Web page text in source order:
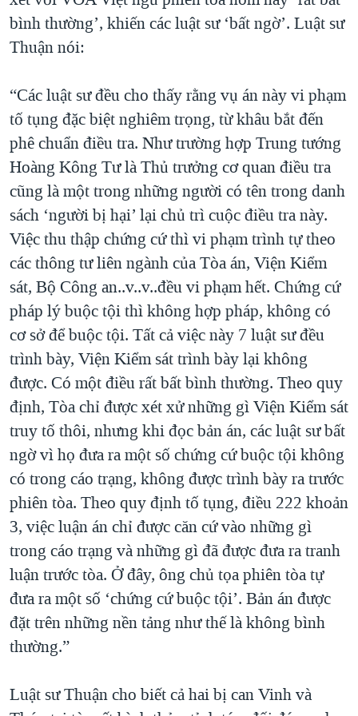
bình thường’, khiến các luật sư ‘bất ngờ’. Luật sư
Thuận nói:
“Các luật sư đều cho thấy rằng vụ án này vi phạm
tố tụng đặc biệt nghiêm trọng, từ khâu bắt đến
phê chuẩn điều tra. Như trường hợp Trung tướng
Hoàng Kông Tư là Thủ trưởng cơ quan điều tra
cũng là một trong những người có tên trong danh
sách ‘người bị hại’ lại chủ trì cuộc điều tra này.
Việc thu thập chứng cứ thì vi phạm trình tự theo
các thông tư liên ngành của Tòa án, Viện Kiểm
sát, Bộ Công an..v..v..đều vi phạm hết. Chứng cứ
pháp lý buộc tội thì không hợp pháp, không có
cơ sở để buộc tội. Tất cả việc này 7 luật sư đều
trình bày, Viện Kiểm sát trình bày lại không
được. Có một điều rất bất bình thường. Theo quy
định, Tòa chỉ được xét xử những gì Viện Kiểm sát
truy tố thôi, nhưng khi đọc bản án, các luật sư bất
ngờ vì họ đưa ra một số chứng cứ buộc tội không
có trong cáo trạng, không được trình bày ra trước
phiên tòa. Theo quy định tố tụng, điều 222 khoản
3, việc luận án chỉ được căn cứ vào những gì
trong cáo trạng và những gì đã được đưa ra tranh
luận trước tòa. Ở đây, ông chủ tọa phiên tòa tự
đưa ra một số ‘chứng cứ buộc tội’. Bản án được
đặt trên những nền tảng như thế là không bình
thường.”
Luật sư Thuận cho biết cả hai bị can Vinh và